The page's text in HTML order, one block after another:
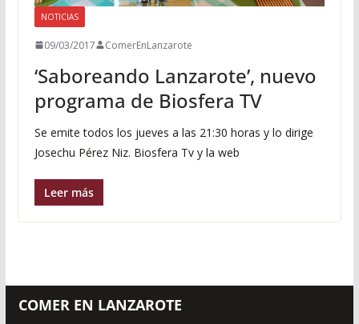
NOTICIAS
09/03/2017 ComerEnLanzarote
‘Saboreando Lanzarote’, nuevo
programa de Biosfera TV
Se emite todos los jueves a las 21:30 horas y lo dirige
Josechu Pérez Niz. Biosfera Tv y la web
Leer más
COMER EN LANZAROTE